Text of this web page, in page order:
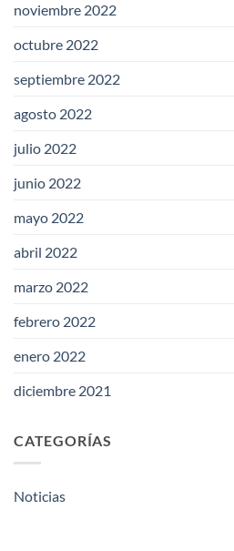
noviembre 2022
octubre 2022
septiembre 2022
agosto 2022
julio 2022
junio 2022
mayo 2022
abril 2022
marzo 2022
febrero 2022
enero 2022
diciembre 2021
CATEGORÍAS
Noticias